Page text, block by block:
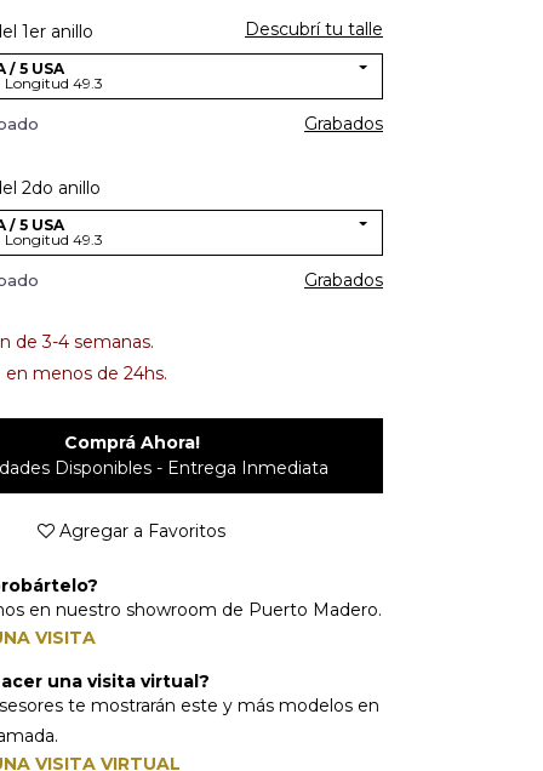
1er anillo Descubrí tu talle
/ 5 USA
Longitud 49.3
Grabados
2do anillo
/ 5 USA
Longitud 49.3
Grabados
de 3-4 semanas.
en menos de 24hs.
Comprá Ahora!
Disponibles - Entrega Inmediata
Agregar a Favoritos
en nuestro showroom de Puerto Madero.
VISITA
una visita virtual?
te mostrarán este y más modelos en
VISITA VIRTUAL